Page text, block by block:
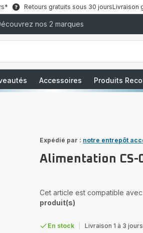
Retours gratuits sous 30 joursLivraison
nos 2 marques
Accessoires Produits
Expédié par : notre entrepôt
Alimentation CS-
Cet article est compatible avec
produit(s)
En stock Livraison 1 à 3 jours